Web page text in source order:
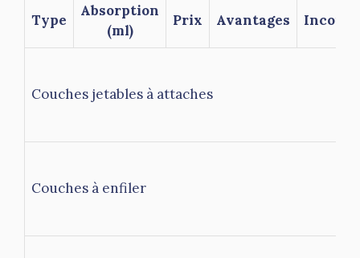
Type
Absorption
(ml)
Prix Avantages
Couches jetables à attaches
Couches à enfiler